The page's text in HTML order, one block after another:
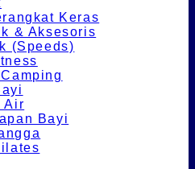
Keras
& Aksesoris
(Speeds)
Air
Bayi